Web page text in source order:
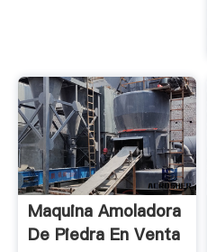
Maquina Amoladora
De Piedra En Venta